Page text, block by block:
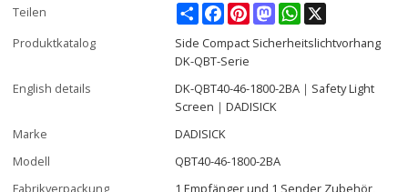
Teilen ShareFacebookPinterestMastodonWhatsApp
Produktkatalog
Side Compact Sicherheitslichtvorhang
DK-QBT-Serie
English details
DK-QBT40-46-1800-2BA｜Safety Light
Screen｜DADISICK
Marke
DADISICK
Modell
QBT40-46-1800-2BA
Fabrikverpackung
1 Empfänger und 1 Sender Zubehör,